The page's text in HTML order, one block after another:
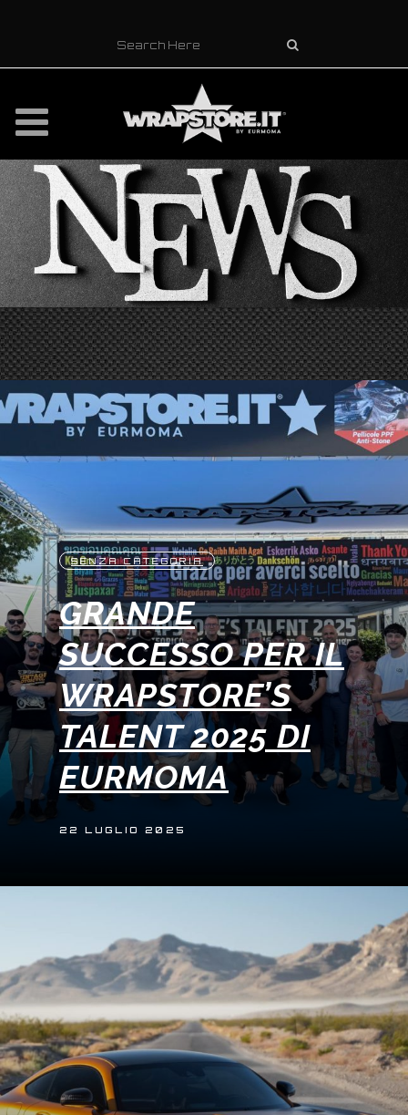
SENZA CATEGORIA
GRANDE
SUCCESSO PER IL
WRAPSTORE’S
TALENT 2025 DI
EURMOMA
22 LUGLIO 2025